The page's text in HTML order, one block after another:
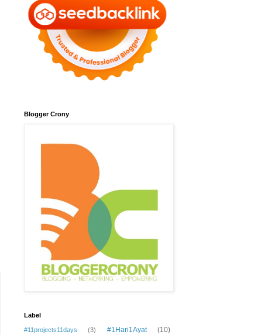
Blogger Crony
Label
#11projects11days (3) #1Hari1Ayat (10)